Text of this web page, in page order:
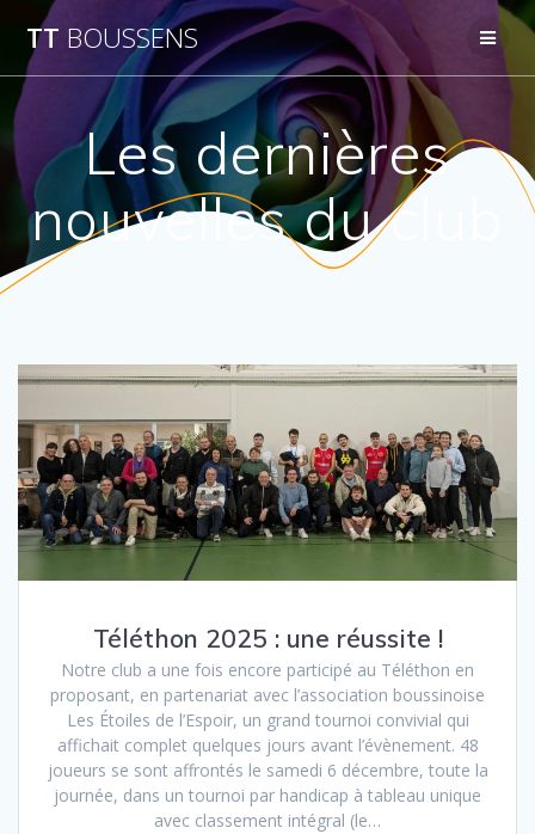
Passer
au
contenu
TT BOUSSENS
Les dernières
nouvelles du club
Téléthon 2025 : une réussite !
Notre club a une fois encore participé au Téléthon en
proposant, en partenariat avec l’association boussinoise
Les Étoiles de l’Espoir, un grand tournoi convivial qui
affichait complet quelques jours avant l’évènement. 48
joueurs se sont affrontés le samedi 6 décembre, toute la
journée, dans un tournoi par handicap à tableau unique
avec classement intégral (le…